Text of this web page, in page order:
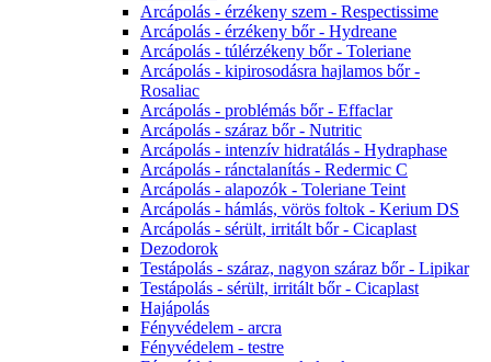
Arcápolás - érzékeny szem - Respectissime
Arcápolás - érzékeny bőr - Hydreane
Arcápolás - túlérzékeny bőr - Toleriane
Arcápolás - kipirosodásra hajlamos bőr -
Rosaliac
Arcápolás - problémás bőr - Effaclar
Arcápolás - száraz bőr - Nutritic
Arcápolás - intenzív hidratálás - Hydraphase
Arcápolás - ránctalanítás - Redermic C
Arcápolás - alapozók - Toleriane Teint
Arcápolás - hámlás, vörös foltok - Kerium DS
Arcápolás - sérült, irritált bőr - Cicaplast
Dezodorok
Testápolás - száraz, nagyon száraz bőr - Lipikar
Testápolás - sérült, irritált bőr - Cicaplast
Hajápolás
Fényvédelem - arcra
Fényvédelem - testre